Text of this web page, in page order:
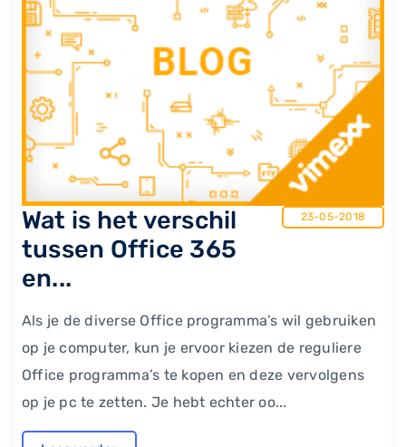
Wat is het verschil
tussen Office 365
en...
23-05-2018
Als je de diverse Office programma’s wil gebruiken
op je computer, kun je ervoor kiezen de reguliere
Office programma’s te kopen en deze vervolgens
op je pc te zetten. Je hebt echter oo...